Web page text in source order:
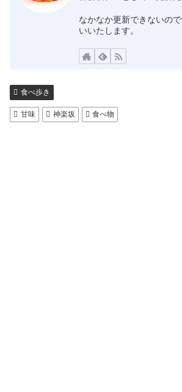
なかなか更新できないの
いいたします。
食べ歩き
甘味 神楽坂 食べ物